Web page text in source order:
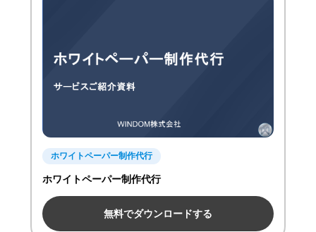
ホワイトペーパー制作代行
ホワイトペーパー制作代行
無料でダウンロードする